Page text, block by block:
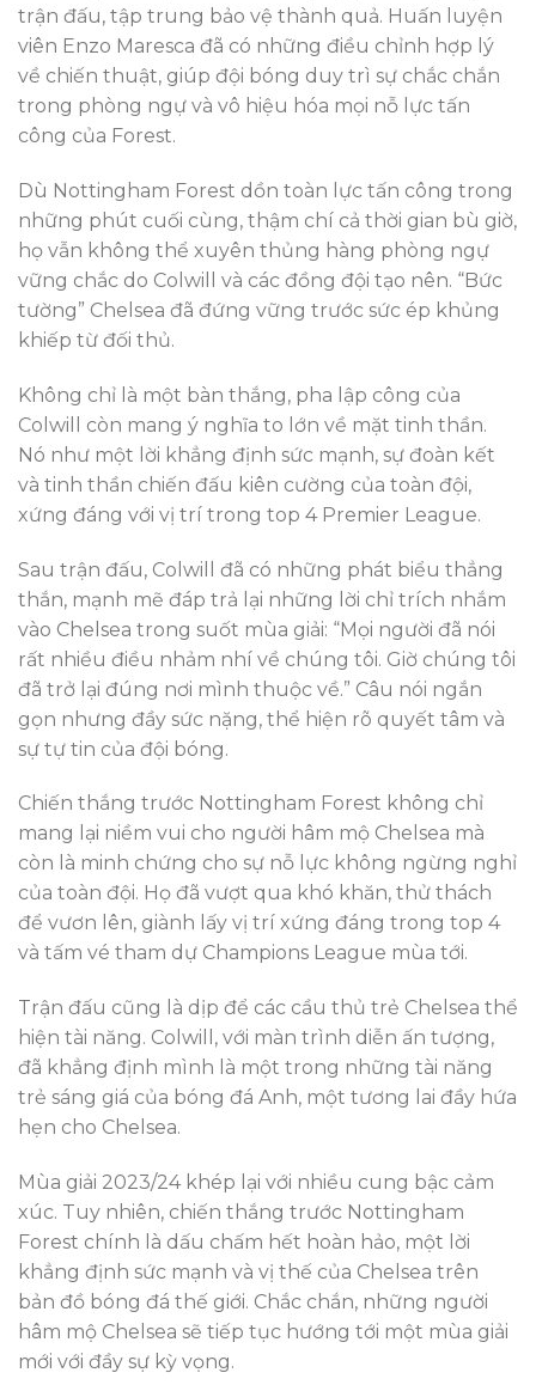
trận đấu, tập trung bảo vệ thành quả. Huấn luyện
viên Enzo Maresca đã có những điều chỉnh hợp lý
về chiến thuật, giúp đội bóng duy trì sự chắc chắn
trong phòng ngự và vô hiệu hóa mọi nỗ lực tấn
công của Forest.
Dù Nottingham Forest dồn toàn lực tấn công trong
những phút cuối cùng, thậm chí cả thời gian bù giờ,
họ vẫn không thể xuyên thủng hàng phòng ngự
vững chắc do Colwill và các đồng đội tạo nên. “Bức
tường” Chelsea đã đứng vững trước sức ép khủng
khiếp từ đối thủ.
Không chỉ là một bàn thắng, pha lập công của
Colwill còn mang ý nghĩa to lớn về mặt tinh thần.
Nó như một lời khẳng định sức mạnh, sự đoàn kết
và tinh thần chiến đấu kiên cường của toàn đội,
xứng đáng với vị trí trong top 4 Premier League.
Sau trận đấu, Colwill đã có những phát biểu thẳng
thắn, mạnh mẽ đáp trả lại những lời chỉ trích nhắm
vào Chelsea trong suốt mùa giải: “Mọi người đã nói
rất nhiều điều nhảm nhí về chúng tôi. Giờ chúng tôi
đã trở lại đúng nơi mình thuộc về.” Câu nói ngắn
gọn nhưng đầy sức nặng, thể hiện rõ quyết tâm và
sự tự tin của đội bóng.
Chiến thắng trước Nottingham Forest không chỉ
mang lại niềm vui cho người hâm mộ Chelsea mà
còn là minh chứng cho sự nỗ lực không ngừng nghỉ
của toàn đội. Họ đã vượt qua khó khăn, thử thách
để vươn lên, giành lấy vị trí xứng đáng trong top 4
và tấm vé tham dự Champions League mùa tới.
Trận đấu cũng là dịp để các cầu thủ trẻ Chelsea thể
hiện tài năng. Colwill, với màn trình diễn ấn tượng,
đã khẳng định mình là một trong những tài năng
trẻ sáng giá của bóng đá Anh, một tương lai đầy hứa
hẹn cho Chelsea.
Mùa giải 2023/24 khép lại với nhiều cung bậc cảm
xúc. Tuy nhiên, chiến thắng trước Nottingham
Forest chính là dấu chấm hết hoàn hảo, một lời
khẳng định sức mạnh và vị thế của Chelsea trên
bản đồ bóng đá thế giới. Chắc chắn, những người
hâm mộ Chelsea sẽ tiếp tục hướng tới một mùa giải
mới với đầy sự kỳ vọng.